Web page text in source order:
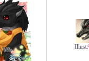
Illust: